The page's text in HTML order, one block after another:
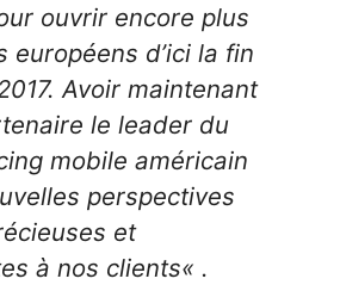
ouvrir encore plus
européens d’ici la fin
Avoir maintenant
le leader du
mobile américain
perspectives
et
à nos clients« .